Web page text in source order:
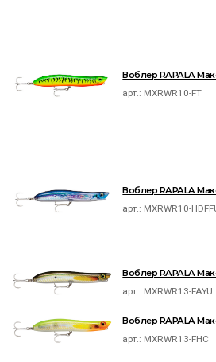
Воблер RAPALA
арт.: MXRWR10-FT
Воблер RAPALA
арт.: MXRWR10-
Воблер RAPALA
арт.: MXRWR13-FAYU
Воблер RAPALA
арт.: MXRWR13-FHC